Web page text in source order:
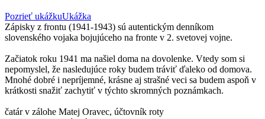
Pozrieť ukážkuUkážka
Zápisky z frontu (1941-1943) sú autentickým denníkom
slovenského vojaka bojujúceho na fronte v 2. svetovej vojne.
Začiatok roku 1941 ma našiel doma na dovolenke. Vtedy som si
nepomyslel, že nasledujúce roky budem tráviť ďaleko od domova.
Mnohé dobré i nepríjemné, krásne aj strašné veci sa budem aspoň v
krátkosti snažiť zachytiť v týchto skromných poznámkach.
čatár v zálohe Matej Oravec, účtovník roty